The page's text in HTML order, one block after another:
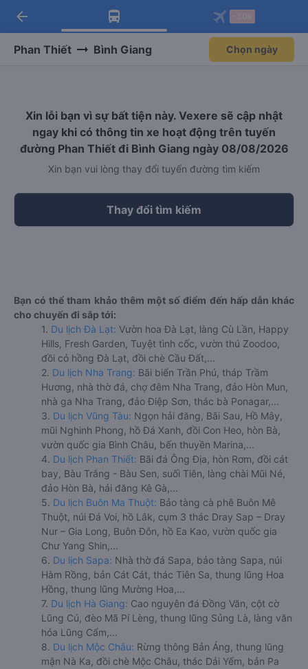
Tải app Vexere ngay!
Nhận ưu đãi thành viên độc
Mở app
Tải app Vexere
-30k/ghế khi đặt vé máy bay qua
Mở app
arrow_back
Phan Thiết Bình Giang Chọn ngày
Xin lỗi bạn vì sự bất tiện này. Vexere sẽ cập nhật
ngay khi có thông tin xe hoạt động trên tuyến
đường Phan Thiết đi Bình Giang ngày 08/08/2026
Xin bạn vui lòng thay đổi tuyến đường tìm kiếm
Thay đổi tìm kiếm
Bạn có thể tham khảo thêm một số điểm đến hấp dẫn khác
cho chuyến đi sắp tới:
1. Du lịch Đà Lạt: Vườn hoa Đà Lạt, làng Cù Lần, Happy
Hills, Fresh Garden, Tuyệt tình cốc, vườn thú Zoodoo,
đồi cỏ hồng Đà Lạt, đồi chè Cầu Đất,...
2. Du lịch Nha Trang: Bãi biển Trần Phú, tháp Trầm
Hương, nhà thờ đá, chợ đêm Nha Trang, đảo Hòn Mun,
nhà ga Nha Trang, đảo Điệp Sơn, thác bà Ponagar,...
3. Du lịch Vũng Tàu: Ngọn hải đăng, Bãi Sau, Hồ Mây,
mũi Nghinh Phong, hồ Đá Xanh, đồi Con Heo, hòn Bà,
vườn quốc gia Bình Châu, bến thuyền Marina,...
4. Du lịch Phan Thiết: Bãi đá Ông Địa, hòn Rơm, đồi cát
bay, Bàu Trắng - Bàu Sen, suối Tiên, làng chài Mũi Né,
đảo Hòn Bà, hải đăng Kê Gà,...
5. Du lịch Buôn Ma Thuột: Bảo tàng cà phê Buôn Mê
Thuột, núi Đá Voi, hồ Lắk, cụm 3 thác Dray Sap – Dray
Nur – Gia Long, Buôn Đôn, hồ Ea Kao, vườn quốc gia
Chư Yang Shin,...
6. Du lịch Sapa: Nhà thờ đá Sapa, bảo tàng Sapa, núi
Hàm Rồng, bản Cát Cát, thác Tiên Sa, thung lũng Hoa
Hồng, thung lũng Mường Hoa,...
7. Du lịch Hà Giang: Cao nguyên đá Đồng Văn, cột cờ
Lũng Cú, đèo Mã Pí Lèng, thung lũng Sủng Là, làng văn
hóa Lũng Cẩm,...
8. Du lịch Mộc Châu: Rừng thông Bản Áng, thung lũng
mận Nà Ka, đồi chè Mộc Châu, thác Dải Yếm, bản Pa